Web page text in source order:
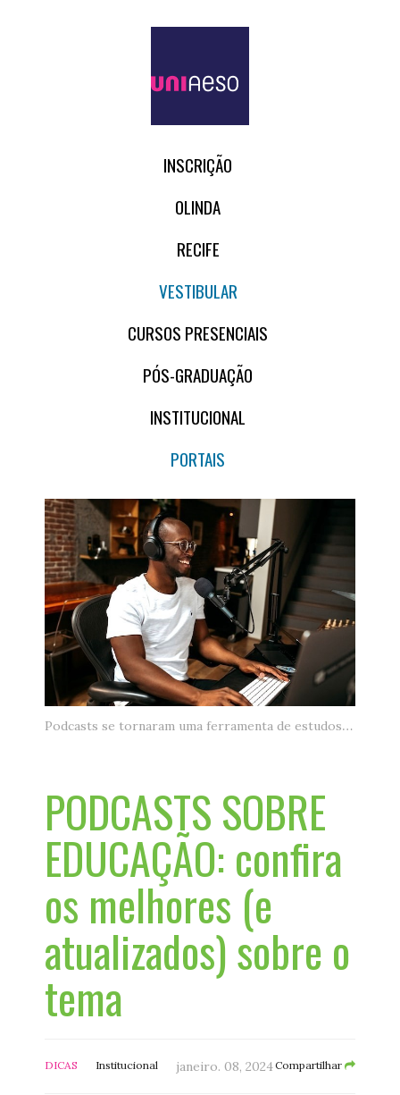
INSCRIÇÃO
OLINDA
RECIFE
VESTIBULAR
CURSOS PRESENCIAIS
PÓS-GRADUAÇÃO
INSTITUCIONAL
PORTAIS
Podcasts se tornaram uma ferramenta de estudos - Fonte: Unsplash
PODCASTS SOBRE
EDUCAÇÃO: confira
os melhores (e
atualizados) sobre o
tema
DICAS Institucional janeiro. 08, 2024Compartilhar